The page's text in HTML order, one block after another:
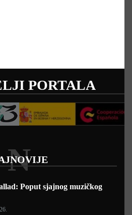
PORTALA
N
Poput sjajnog muzičkog